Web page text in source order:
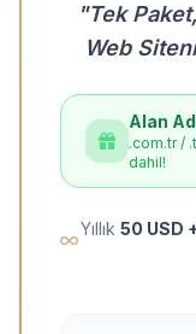
"Tek
Web
Alan
.com.tr /
dahil!
Yıllık 50 USD